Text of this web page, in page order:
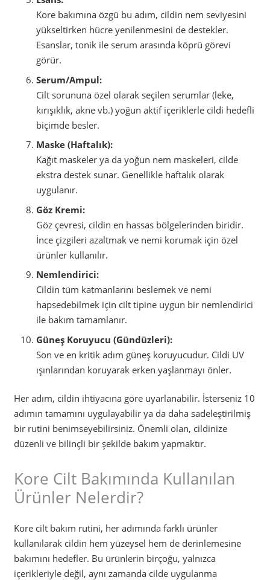
Kore bakımına özgü bu adım, cildin nem seviyesini
yükseltirken hücre yenilenmesini de destekler.
Esanslar, tonik ile serum arasında köprü görevi
görür.
Serum/Ampul:
Cilt sorununa özel olarak seçilen serumlar (leke,
kırışıklık, akne vb.) yoğun aktif içeriklerle cildi hedefli
biçimde besler.
Maske (Haftalık):
Kağıt maskeler ya da yoğun nem maskeleri, cilde
ekstra destek sunar. Genellikle haftalık olarak
uygulanır.
Göz Kremi:
Göz çevresi, cildin en hassas bölgelerinden biridir.
İnce çizgileri azaltmak ve nemi korumak için özel
ürünler kullanılır.
Nemlendirici:
Cildin tüm katmanlarını beslemek ve nemi
hapsedebilmek için cilt tipine uygun bir nemlendirici
ile bakım tamamlanır.
Güneş Koruyucu (Gündüzleri):
Son ve en kritik adım güneş koruyucudur. Cildi UV
ışınlarından koruyarak erken yaşlanmayı önler.
Her adım, cildin ihtiyacına göre uyarlanabilir. İsterseniz 10
adımın tamamını uygulayabilir ya da daha sadeleştirilmiş
bir rutini benimseyebilirsiniz. Önemli olan, cildinize
düzenli ve bilinçli bir şekilde bakım yapmaktır.
Kore Cilt Bakımında Kullanılan
Ürünler Nelerdir?
Kore cilt bakım rutini, her adımında farklı ürünler
kullanılarak cildin hem yüzeysel hem de derinlemesine
bakımını hedefler. Bu ürünlerin birçoğu, yalnızca
içerikleriyle değil, aynı zamanda cilde uygulanma